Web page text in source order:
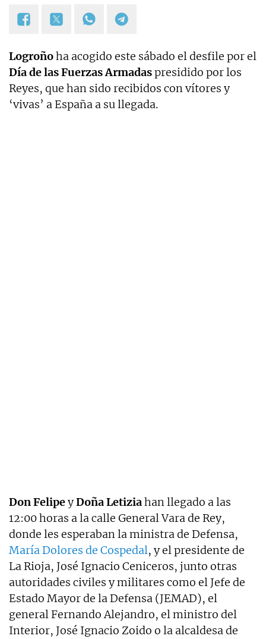
Logroñoha acogido este sábado el desfile por el
Día de las Fuerzas Armadaspresidido por los
Reyes, que han sido recibidos con vítores y
‘vivas’ a España a su llegada.
Don FelipeyDoña Letiziahan llegado a las
12:00 horas a la calle General Vara de Rey,
donde les esperaban la ministra de Defensa,
María Dolores de Cospedal, y el presidente de
La Rioja, José Ignacio Ceniceros, junto otras
autoridades civiles y militares como el Jefe de
Estado Mayor de la Defensa (JEMAD), el
general Fernando Alejandro, el ministro del
Interior, José Ignacio Zoido o la alcaldesa de